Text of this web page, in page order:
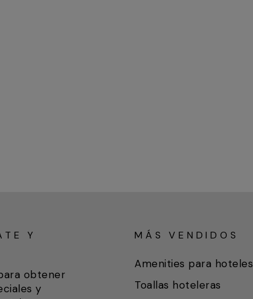
Y
obtener
y
MÁS VENDIDOS
Amenities para hoteles
Toallas hoteleras